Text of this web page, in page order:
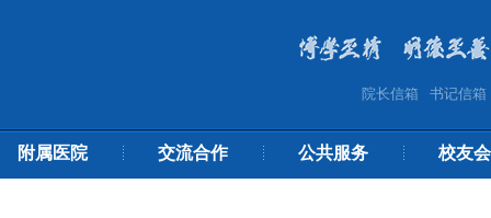
院长信箱 书记信箱
附属医院 交流合作 公共服务 校友会